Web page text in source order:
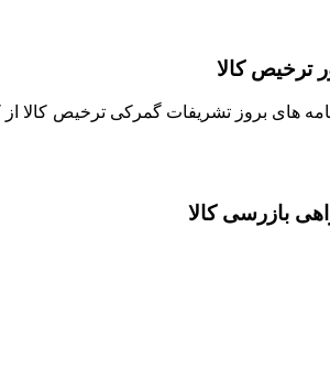
ترخیص کالا
های بروز تشریفات گمرکی ترخیص
بازرسی کالا